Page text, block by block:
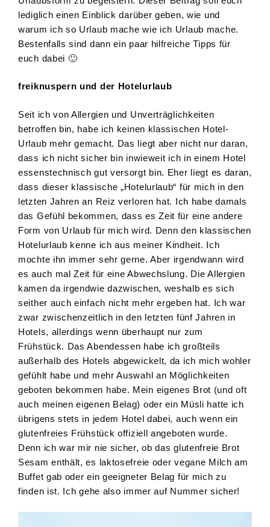
lediglich einen Einblick darüber geben, wie und
warum ich so Urlaub mache wie ich Urlaub mache.
Bestenfalls sind dann ein paar hilfreiche Tipps für
euch dabei 🙂
freiknuspern und der Hotelurlaub
Seit ich von Allergien und Unverträglichkeiten
betroffen bin, habe ich keinen klassischen Hotel-
Urlaub mehr gemacht. Das liegt aber nicht nur daran,
dass ich nicht sicher bin inwieweit ich in einem Hotel
essenstechnisch gut versorgt bin. Eher liegt es daran,
dass dieser klassische „Hotelurlaub“ für mich in den
letzten Jahren an Reiz verloren hat. Ich habe damals
das Gefühl bekommen, dass es Zeit für eine andere
Form von Urlaub für mich wird. Denn den klassischen
Hotelurlaub kenne ich aus meiner Kindheit. Ich
mochte ihn immer sehr gerne. Aber irgendwann wird
es auch mal Zeit für eine Abwechslung. Die Allergien
kamen da irgendwie dazwischen, weshalb es sich
seither auch einfach nicht mehr ergeben hat. Ich war
zwar zwischenzeitlich in den letzten fünf Jahren in
Hotels, allerdings wenn überhaupt nur zum
Frühstück. Das Abendessen habe ich großteils
außerhalb des Hotels abgewickelt, da ich mich wohler
gefühlt habe und mehr Auswahl an Möglichkeiten
geboten bekommen habe. Mein eigenes Brot (und oft
auch meinen eigenen Belag) oder ein Müsli hatte ich
übrigens stets in jedem Hotel dabei, auch wenn ein
glutenfreies Frühstück offiziell angeboten wurde.
Denn ich war mir nie sicher, ob das glutenfreie Brot
Sesam enthält, es laktosefreie oder vegane Milch am
Buffet gab oder ein geeigneter Belag für mich zu
finden ist. Ich gehe also immer auf Nummer sicher!